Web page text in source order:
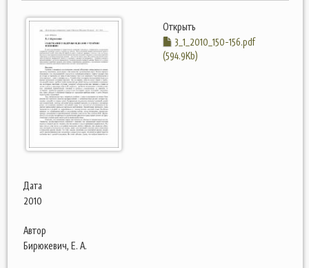
Открыть
3_1_2010_150-156.pdf
(594.9Kb)
Дата
2010
Автор
Бирюкевич, Е. А.